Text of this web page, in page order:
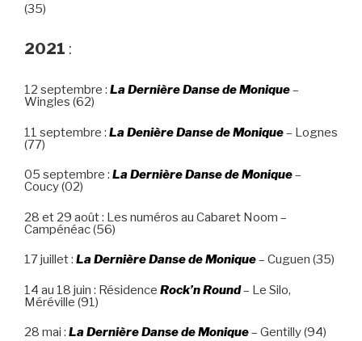
(35)
2021 :
12 septembre : La Dernière Danse de Monique–
Wingles (62)
11 septembre : La Denière Danse de Monique– Lognes
(77)
05 septembre : La Dernière Danse de Monique–
Coucy (02)
28 et 29 août : Les numéros au Cabaret Noom –
Campénéac (56)
17 juillet : La Dernière Danse de Monique– Cuguen (35)
14 au 18 juin : Résidence Rock’n Round– Le Silo,
Méréville (91)
28 mai : La Dernière Danse de Monique– Gentilly (94)